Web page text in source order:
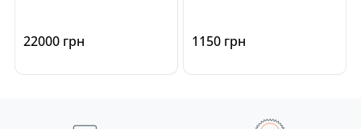
22000 грн 1150 грн